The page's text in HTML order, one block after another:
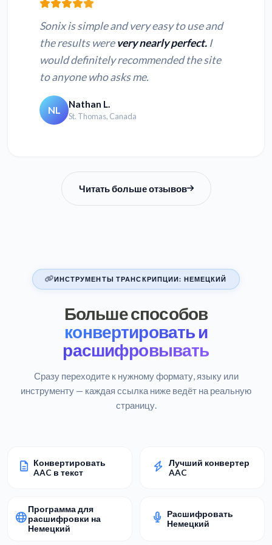
Sonix is simple and very easy to use and
the results werevery nearly perfect. I
would definitely recommended the site
to anyone who asks me.
NL Nathan L.
St. Thomas, Canada
Читать больше отзывов
ИНСТРУМЕНТЫ ТРАНСКРИПЦИИ: НЕМЕЦКИЙ
Больше способов
конвертировать и
расшифровывать
Сразу переходите к нужному формату, языку или
инструменту — каждая ссылка ниже ведёт на реальную
страницу.
Конвертировать
AAC в текст
Лучший конвертер
AAC
Программа для
расшифровки на
Немецкий
Расшифровать
Немецкий